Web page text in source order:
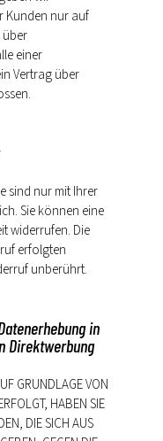
Kunden nur auf
über
einer
Vertrag über
sind nur mit Ihrer
Sie können eine
widerrufen. Die
erfolgten
unberührt.
in
Direktwerbung
GRUNDLAGE VON
HABEN SIE
DIE SICH AUS